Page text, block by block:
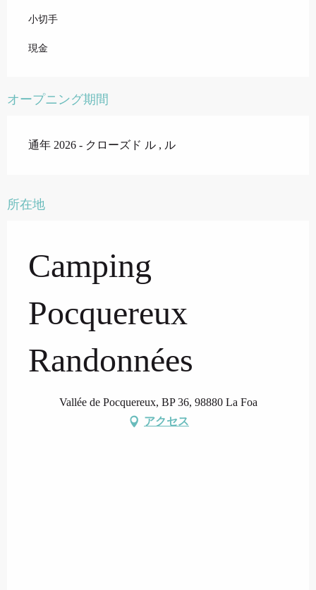
小切手
現金
オープニング期間
通年 2026 - クローズド ル , ル
所在地
Camping
Pocquereux
Randonnées
Vallée de Pocquereux, BP 36, 98880 La Foa
アクセス